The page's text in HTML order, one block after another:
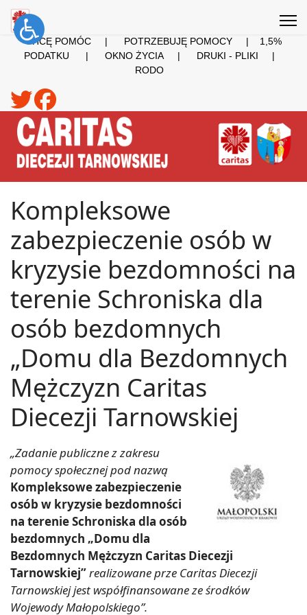
CHCĘ POMÓC | POTRZEBUJĘ POMOCY | 1,5%
PODATKU
| OKNO ŻYCIA | DRUKI - PLIKI
|
RODO
Kompleksowe
zabezpieczenie osób w
kryzysie bezdomności na
terenie Schroniska dla
osób bezdomnych
„Domu dla Bezdomnych
Mężczyzn Caritas
Diecezji Tarnowskiej
„Zadanie publiczne z zakresu
pomocy społecznej pod nazwą
Kompleksowe zabezpieczenie
osób w kryzysie bezdomności
na terenie Schroniska dla osób
bezdomnych „Domu dla
Bezdomnych Mężczyzn Caritas Diecezji
Tarnowskiej”realizowane prze Caritas Diecezji
Tarnowskiej jest współfinansowane ze środków
Wojewody Małopolskiego”.